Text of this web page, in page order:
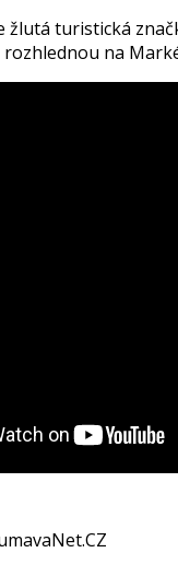
žlutá turistická
na